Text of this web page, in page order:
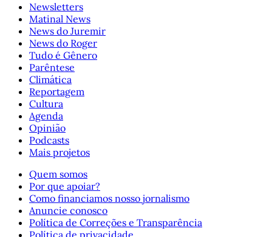
Newsletters
Matinal News
News do Juremir
News do Roger
Tudo é Gênero
Parêntese
Climática
Reportagem
Cultura
Agenda
Opinião
Podcasts
Mais projetos
Quem somos
Por que apoiar?
Como financiamos nosso jornalismo
Anuncie conosco
Política de Correções e Transparência